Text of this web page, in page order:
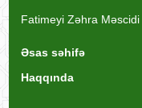
Fatimeyi Zəhra Məscidi
Əsas səhifə
Haqqında